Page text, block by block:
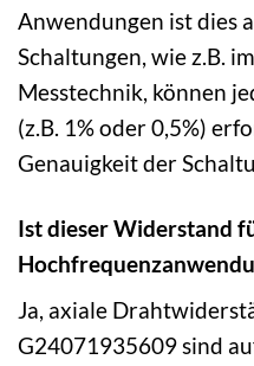
Anwendungen ist dies
Schaltungen, wie z.B.
Messtechnik, können
(z.B. 1% oder 0,5%)
Genauigkeit der
Ist dieser Widerstand
Ja, axiale
G24071935609 sind